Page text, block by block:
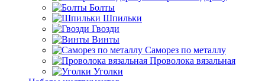
Болты
Шпильки
Гвозди
Винты
Саморез по металлу
Проволока вязальная
Уголки